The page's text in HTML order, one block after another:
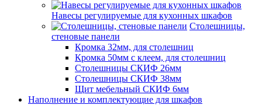
Навесы регулируемые для кухонных шкафов
Столешницы,
стеновые панели
Кромка 32мм, для столешниц
Кромка 50мм с клеем, для столешниц
Столешницы СКИФ 26мм
Столешницы СКИФ 38мм
Щит мебельный СКИФ 6мм
Наполнение и комплектующие для шкафов